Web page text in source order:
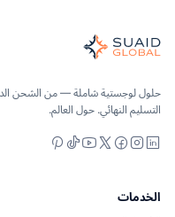
منسق شحن مستقل للخدمات
المحيط والجو والأرض -
حلول لوجستية شاملة — من الشحن
التسليم النهائي. حول العالم.
LinkedIn
Instagram
Facebook
X
YouTube
TikTok
الخدمات